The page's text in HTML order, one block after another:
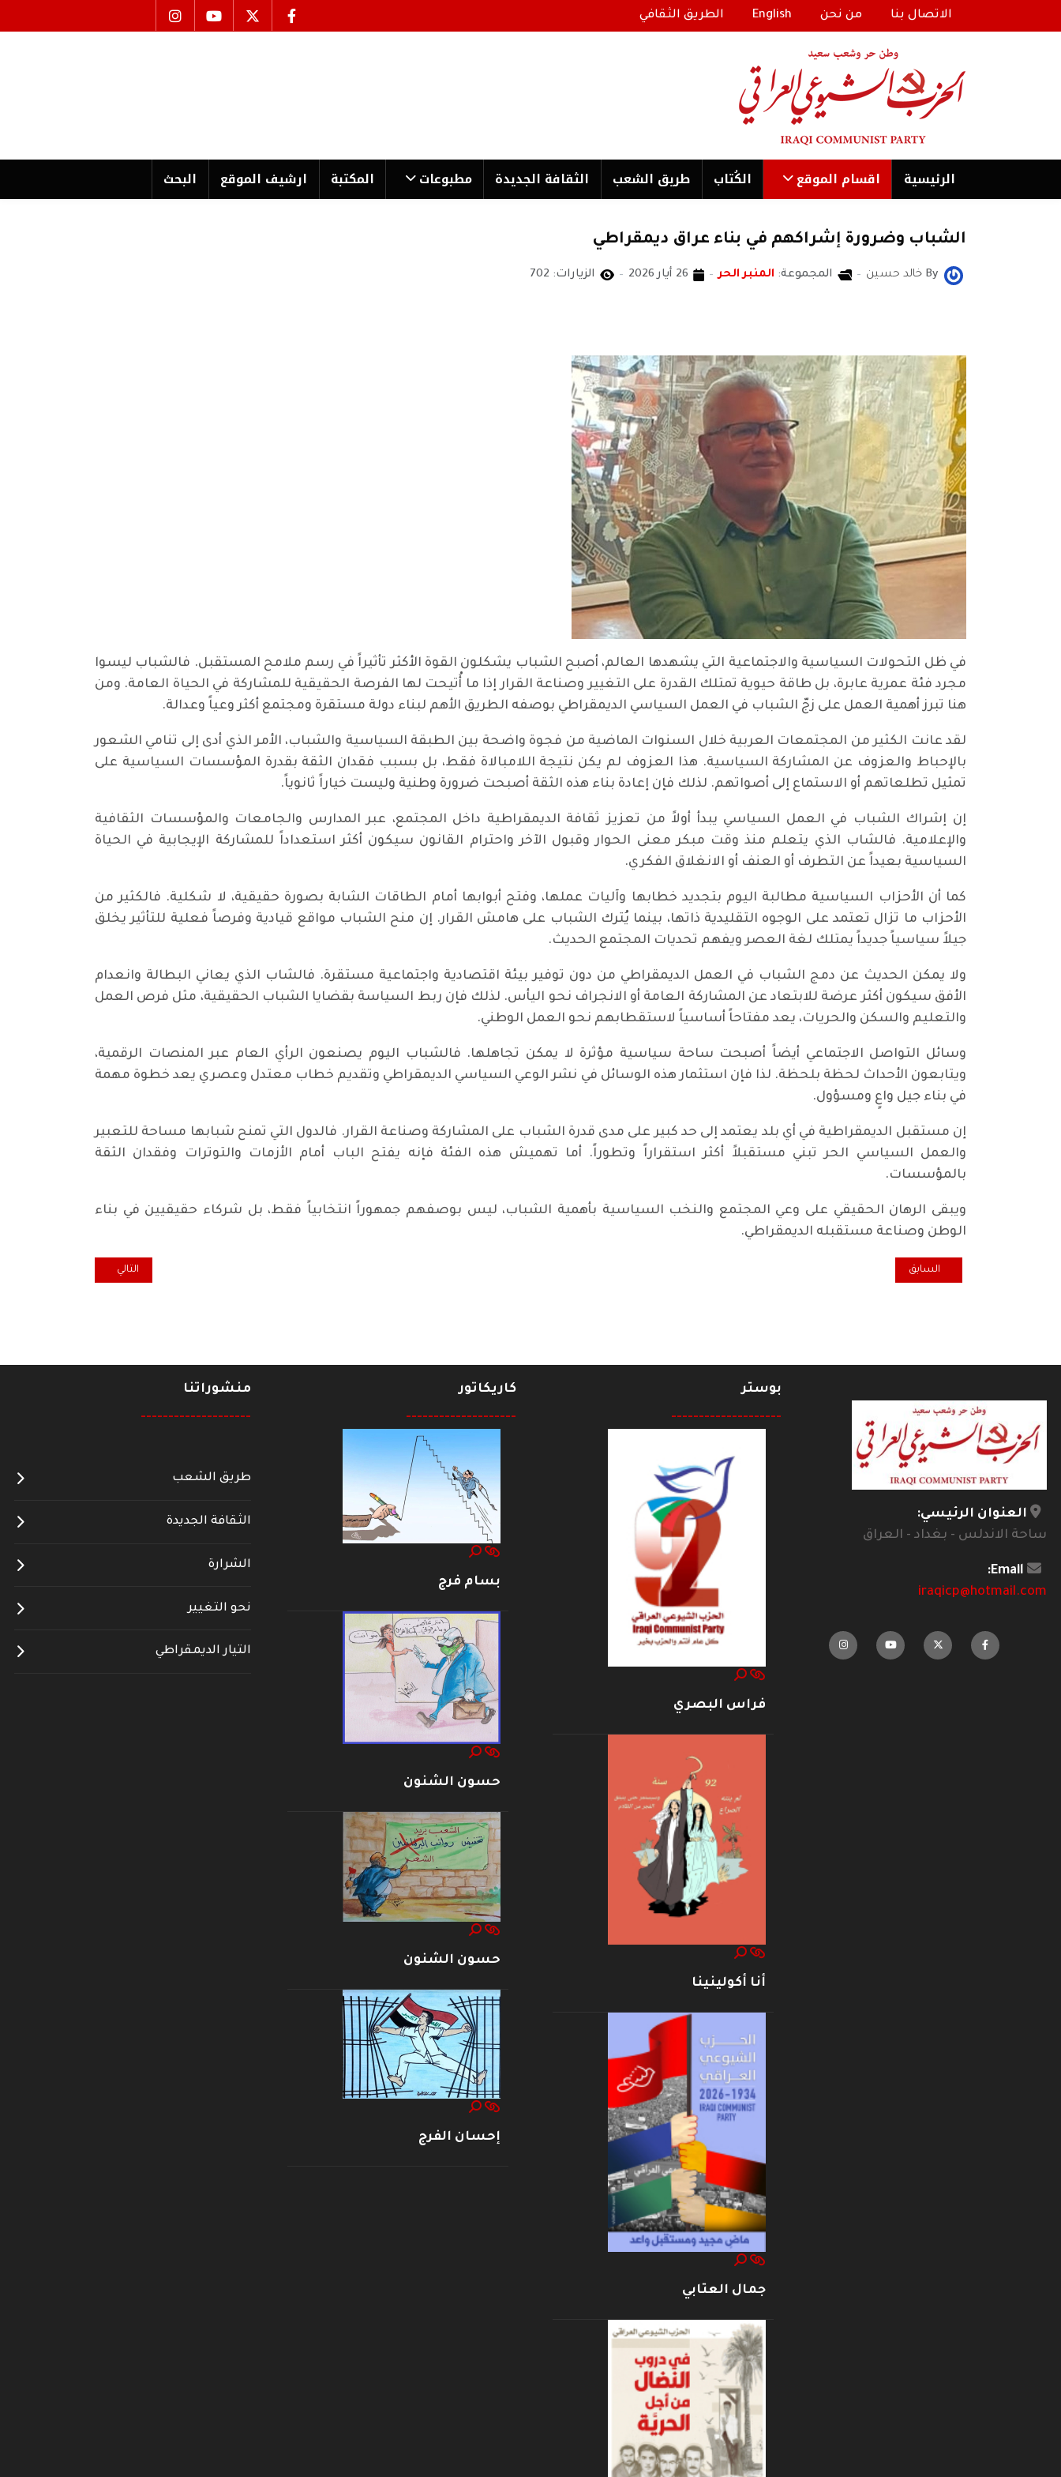
الاتصال بنا من نحن English الطريق الثقافي
الرئیسية اقسام الموقع الكُتاب طریق الشعب الثقافة الجدیدة مطبوعات المكتبة ارشیف الموقع البحث
الشباب وضرورة إشراكهم في بناء عراق ديمقراطي
By خالد حسين المجموعة: المنبر الحر 26 أيار 2026 الزيارات: 702
في ظل التحولات السياسية والاجتماعية التي يشهدها العالم، أصبح الشباب يشكلون القوة الأكثر تأثيراً في رسم ملامح المستقبل. فالشباب ليسوا
مجرد فئة عمرية عابرة، بل طاقة حيوية تمتلك القدرة على التغيير وصناعة القرار إذا ما أُتيحت لها الفرصة الحقيقية للمشاركة في الحياة العامة. ومن
هنا تبرز أهمية العمل على زجّ الشباب في العمل السياسي الديمقراطي بوصفه الطريق الأهم لبناء دولة مستقرة ومجتمع أكثر وعياً وعدالة.
لقد عانت الكثير من المجتمعات العربية خلال السنوات الماضية من فجوة واضحة بين الطبقة السياسية والشباب، الأمر الذي أدى إلى تنامي الشعور
بالإحباط والعزوف عن المشاركة السياسية. هذا العزوف لم يكن نتيجة اللامبالاة فقط، بل بسبب فقدان الثقة بقدرة المؤسسات السياسية على
تمثيل تطلعاتهم أو الاستماع إلى أصواتهم. لذلك فإن إعادة بناء هذه الثقة أصبحت ضرورة وطنية وليست خياراً ثانوياً.
إن إشراك الشباب في العمل السياسي يبدأ أولاً من تعزيز ثقافة الديمقراطية داخل المجتمع، عبر المدارس والجامعات والمؤسسات الثقافية
والإعلامية. فالشاب الذي يتعلم منذ وقت مبكر معنى الحوار وقبول الآخر واحترام القانون سيكون أكثر استعداداً للمشاركة الإيجابية في الحياة
السياسية بعيداً عن التطرف أو العنف أو الانغلاق الفكري.
كما أن الأحزاب السياسية مطالبة اليوم بتجديد خطابها وآليات عملها، وفتح أبوابها أمام الطاقات الشابة بصورة حقيقية، لا شكلية. فالكثير من
الأحزاب ما تزال تعتمد على الوجوه التقليدية ذاتها، بينما يُترك الشباب على هامش القرار. إن منح الشباب مواقع قيادية وفرصاً فعلية للتأثير يخلق
جيلاً سياسياً جديداً يمتلك لغة العصر ويفهم تحديات المجتمع الحديث.
ولا يمكن الحديث عن دمج الشباب في العمل الديمقراطي من دون توفير بيئة اقتصادية واجتماعية مستقرة. فالشاب الذي يعاني البطالة وانعدام
الأفق سيكون أكثر عرضة للابتعاد عن المشاركة العامة أو الانجراف نحو اليأس. لذلك فإن ربط السياسة بقضايا الشباب الحقيقية، مثل فرص العمل
والتعليم والسكن والحريات، يعد مفتاحاً أساسياً لاستقطابهم نحو العمل الوطني.
وسائل التواصل الاجتماعي أيضاً أصبحت ساحة سياسية مؤثرة لا يمكن تجاهلها. فالشباب اليوم يصنعون الرأي العام عبر المنصات الرقمية،
ويتابعون الأحداث لحظة بلحظة. لذا فإن استثمار هذه الوسائل في نشر الوعي السياسي الديمقراطي وتقديم خطاب معتدل وعصري يعد خطوة مهمة
في بناء جيل واعٍ ومسؤول.
إن مستقبل الديمقراطية في أي بلد يعتمد إلى حد كبير على مدى قدرة الشباب على المشاركة وصناعة القرار. فالدول التي تمنح شبابها مساحة للتعبير
والعمل السياسي الحر تبني مستقبلاً أكثر استقراراً وتطوراً. أما تهميش هذه الفئة فإنه يفتح الباب أمام الأزمات والتوترات وفقدان الثقة
بالمؤسسات.
ويبقى الرهان الحقيقي على وعي المجتمع والنخب السياسية بأهمية الشباب، ليس بوصفهم جمهوراً انتخابياً فقط، بل شركاء حقيقيين في بناء
الوطن وصناعة مستقبله الديمقراطي.
المقال السابق: المسيحيّون العرب في فلسطين
السابق المقال التالي: الجهل المركب..
التالي
العنوان الرئيسي:
ساحة الاندلس - بغداد - العراق
Email:
iraqicp@hotmail.com
بوستر
--------------------
فراس البصري
أنا أكولينينا
جمال العتابي
كاريكاتور
--------------------
بسام فرج
حسون الشنون
حسون الشنون
إحسان الفرج
منشوراتنا
--------------------
طريق الشعب
الثقافة الجديدة
الشرارة
نحو التغيير
التيار الديمقراطي